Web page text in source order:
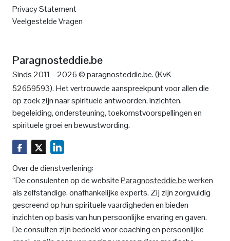
Privacy Statement
Veelgestelde Vragen
Paragnosteddie.be
Sinds 2011 – 2026 © paragnosteddie.be. (KvK
52659593). Het vertrouwde aanspreekpunt voor allen die
op zoek zijn naar spirituele antwoorden, inzichten,
begeleiding, ondersteuning, toekomstvoorspellingen en
spirituele groei en bewustwording.
Over de dienstverlening:
“De consulenten op de websiteParagnosteddie.bewerken
als zelfstandige, onafhankelijke experts. Zij zijn zorgvuldig
gescreend op hun spirituele vaardigheden en bieden
inzichten op basis van hun persoonlijke ervaring en gaven.
De consulten zijn bedoeld voor coaching en persoonlijke